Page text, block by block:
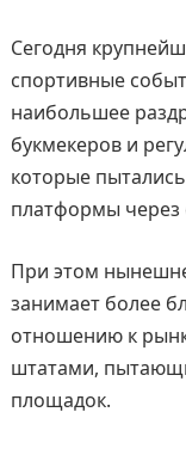
Сегодня
спортивные
наибольшее
букмекеров и
которые
платформы через
При этом
занимает более
отношению к
штатами,
площадок.